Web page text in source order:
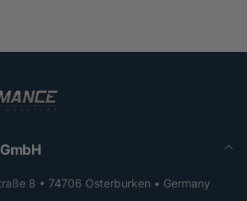
8 • 74706 Osterburken • Germany